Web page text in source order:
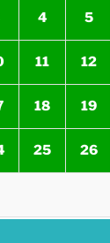
4 5
11 12
18 19
25 26